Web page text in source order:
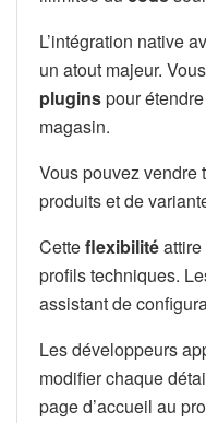
L’intégration native
un atout majeur.
pluginspour
magasin.
Vous pouvez vendre
produits et de
Cetteflexibilité
profils techniques.
assistant de
Les développeurs
modifier chaque
page d’accueil au